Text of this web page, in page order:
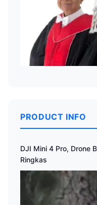
PRODUCT INFO
DJI Mini 4 Pro, Drone
Ringkas